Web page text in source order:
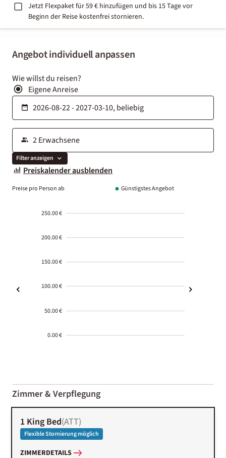
Angebot individuell anpassen
Wie willst du reisen?
Eigene Anreise
Filter anzeigen
Preiskalender ausblenden
Preise pro Person ab Günstigstes Angebot
250.00 €
200.00 €
150.00 €
100.00 €
50.00 €
0.00 €
01-02
Zimmer & Verpflegung
1 King Bed(ATT)
Flexible Stornierung möglich
ZIMMERDETAILS
Jetzt Flexpaket für 59 € hinzufügen und bis 15 Tage vor
Beginn der Reise kostenfrei stornieren.